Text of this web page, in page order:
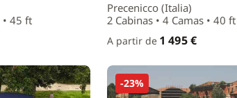
• 45 ft
Precenicco (Italia)
2 Cabinas • 4 Camas • 40 ft
A partir de 1 495 €
-23%